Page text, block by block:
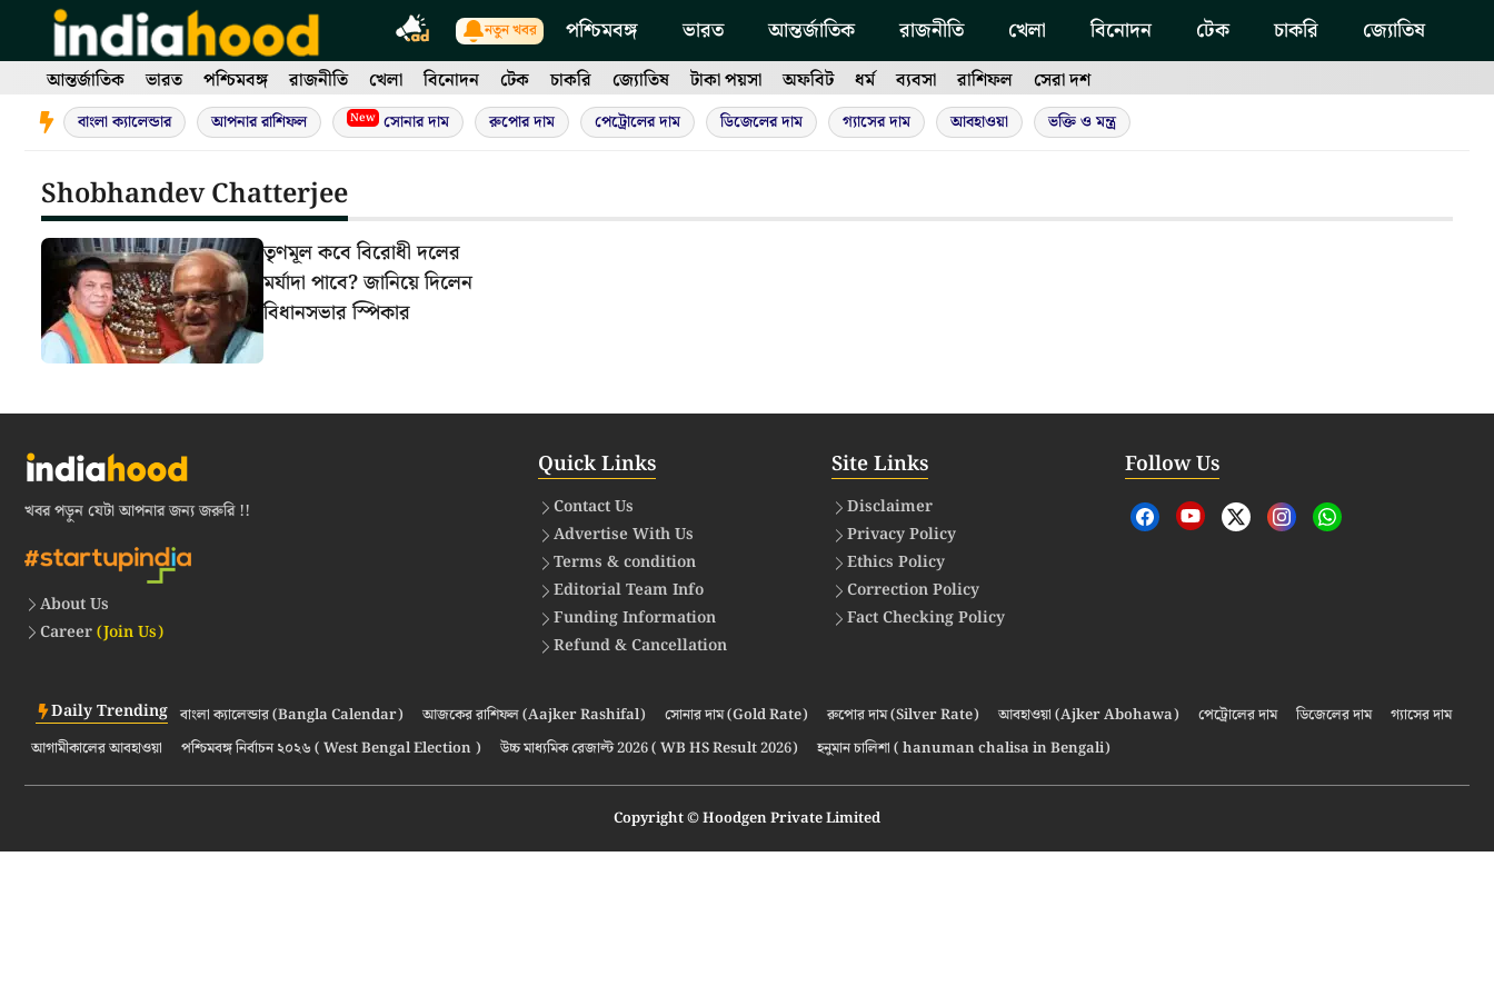
content
নতুন খবর পশ্চিমবঙ্গ ভারত আন্তর্জাতিক রাজনীতি খেলা বিনোদন টেক চাকরি জ্যোতিষ
আন্তর্জাতিক ভারত পশ্চিমবঙ্গ রাজনীতি খেলা বিনোদন টেক চাকরি জ্যোতিষ টাকা পয়সা অফবিট ধর্ম ব্যবসা রাশিফল সেরা দশ
বাংলা ক্যালেন্ডার আপনার রাশিফল New সোনার দাম রুপোর দাম পেট্রোলের দাম ডিজেলের দাম গ্যাসের দাম আবহাওয়া ভক্তি ও মন্ত্র
Shobhandev Chatterjee
তৃণমূল কবে বিরোধী দলের
মর্যাদা পাবে? জানিয়ে দিলেন
বিধানসভার স্পিকার
খবর পড়ুন যেটা আপনার জন্য জরুরি !!
About Us
Career(Join Us)
Quick Links
Contact Us
Advertise With Us
Terms & condition
Editorial Team Info
Funding Information
Refund & Cancellation
Site Links
Disclaimer
Privacy Policy
Ethics Policy
Correction Policy
Fact Checking Policy
Follow Us
Daily Trending বাংলা ক্যালেন্ডার (Bangla Calendar) আজকের রাশিফল (Aajker Rashifal) সোনার দাম (Gold Rate) রুপোর দাম (Silver Rate) আবহাওয়া (Ajker Abohawa) পেট্রোলের দাম ডিজেলের দাম
গ্যাসের দাম
আগামীকালের আবহাওয়া
পশ্চিমবঙ্গ নির্বাচন ২০২৬ ( West Bengal Election ) উচ্চ মাধ্যমিক রেজাল্ট 2026 ( WB HS Result 2026) হনুমান চালিশা ( hanuman chalisa in Bengali)
Copyright © Hoodgen Private Limited